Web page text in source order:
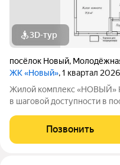
3D-тур
посёлок Новый,
ЖК «Новый», 1 квартал 2026
Жилой комплекс «НОВЫЙ» Когда всё рядом Инфраструктура
в шаговой доступности в
2 дома с авторской
Семейные квартиры
Позвонить